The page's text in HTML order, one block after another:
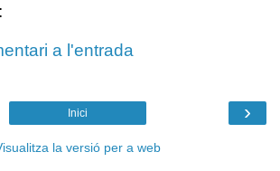
a l'entrada
›
Inici
la versió per a web